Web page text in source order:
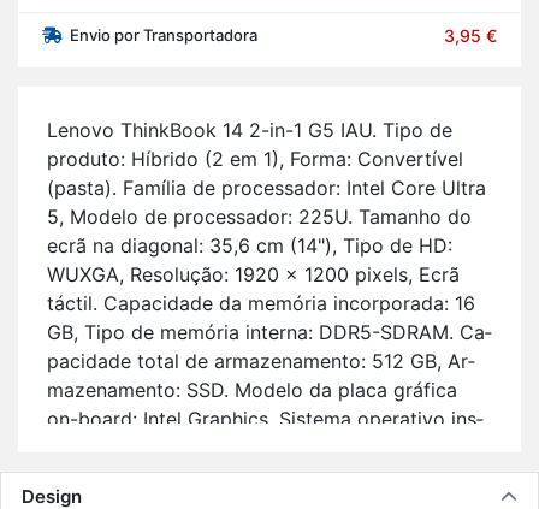
Envio por Transportadora 3,95 €
Le­novo Think­Book 14 2-in-1 G5 IAU. Tipo de
pro­duto: Hí­brido (2 em 1), Forma: Con­ver­tível
(pasta). Fa­mília de pro­ces­sador: Intel Core Ultra
5, Mo­delo de pro­ces­sador: 225U. Ta­manho do
ecrã na di­a­gonal: 35,6 cm (14"), Tipo de HD:
WUXGA, Re­so­lução: 1920 x 1200 pi­xels, Ecrã
táctil. Ca­pa­ci­dade da me­mória in­cor­po­rada: 16
GB, Tipo de me­mória in­terna: DDR5-SDRAM. Ca­
pa­ci­dade total de ar­ma­ze­na­mento: 512 GB, Ar­
ma­ze­na­mento: SSD. Mo­delo da placa grá­fica
on-board: Intel Graphics. Sis­tema ope­ra­tivo ins­
zento.
Design